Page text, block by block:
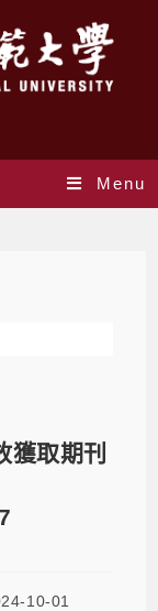
Menu
取期刊
10-01